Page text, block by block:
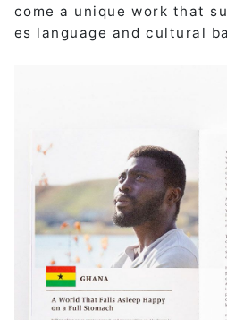
come a unique work that
es language and cultural